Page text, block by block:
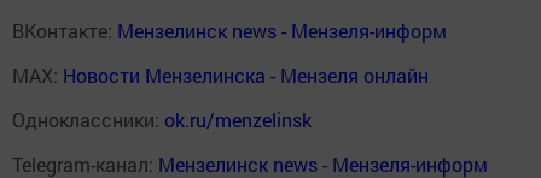
ВКонтакте: Мензелинск news - Мензеля-информ
MAX: Новости Мензелинска - Мензеля онлайн
Одноклассники: ok.ru/menzelinsk
Telegram-канал: Мензелинск news - Мензеля-информ